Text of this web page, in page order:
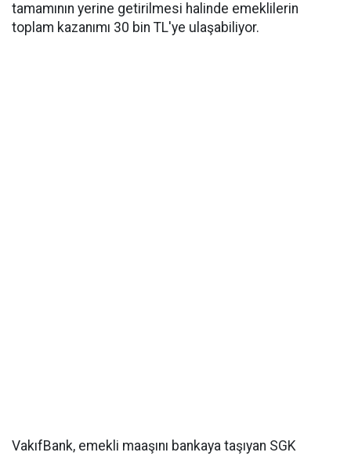
tamamının yerine getirilmesi halinde emeklilerin
toplam kazanımı 30 bin TL'ye ulaşabiliyor.
VakıfBank, emekli maaşını bankaya taşıyan SGK